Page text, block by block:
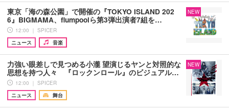
東京「海の森公園」で開催の『TOKYO ISLAND 202
6』BIGMAMA、flumpoolら第3弾出演者7組を…
12:00 ｜ SPICER
ニュース
音楽
NEW
力強い眼差しで見つめる小瀧 望演じるヤンと対照的な
思想を持つ人々 『ロックンロール』のビジュアル…
12:00 ｜ SPICER
ニュース
舞台
NEW